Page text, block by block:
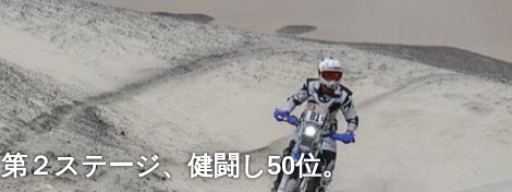
第２ステージ、健闘し50位。